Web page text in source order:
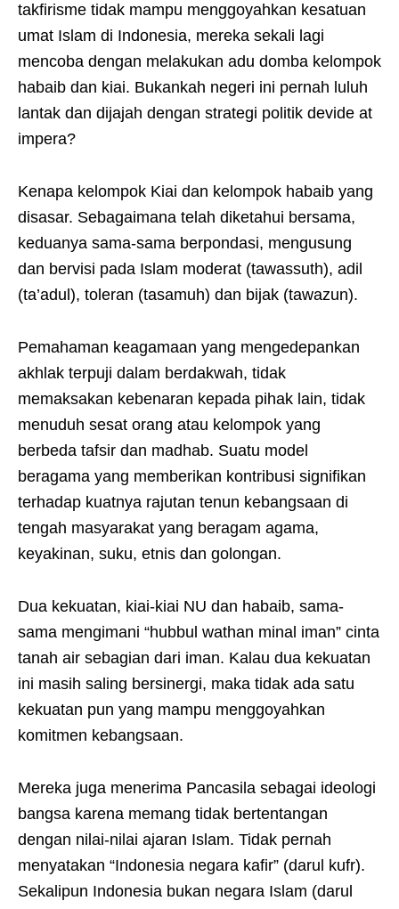
takfirisme tidak mampu menggoyahkan kesatuan
umat Islam di Indonesia, mereka sekali lagi
mencoba dengan melakukan adu domba kelompok
habaib dan kiai. Bukankah negeri ini pernah luluh
lantak dan dijajah dengan strategi politik devide at
impera?
Kenapa kelompok Kiai dan kelompok habaib yang
disasar. Sebagaimana telah diketahui bersama,
keduanya sama-sama berpondasi, mengusung
dan bervisi pada Islam moderat (tawassuth), adil
(ta’adul), toleran (tasamuh) dan bijak (tawazun).
Pemahaman keagamaan yang mengedepankan
akhlak terpuji dalam berdakwah, tidak
memaksakan kebenaran kepada pihak lain, tidak
menuduh sesat orang atau kelompok yang
berbeda tafsir dan madhab. Suatu model
beragama yang memberikan kontribusi signifikan
terhadap kuatnya rajutan tenun kebangsaan di
tengah masyarakat yang beragam agama,
keyakinan, suku, etnis dan golongan.
Dua kekuatan, kiai-kiai NU dan habaib, sama-
sama mengimani “hubbul wathan minal iman” cinta
tanah air sebagian dari iman. Kalau dua kekuatan
ini masih saling bersinergi, maka tidak ada satu
kekuatan pun yang mampu menggoyahkan
komitmen kebangsaan.
Mereka juga menerima Pancasila sebagai ideologi
bangsa karena memang tidak bertentangan
dengan nilai-nilai ajaran Islam. Tidak pernah
menyatakan “Indonesia negara kafir” (darul kufr).
Sekalipun Indonesia bukan negara Islam (darul